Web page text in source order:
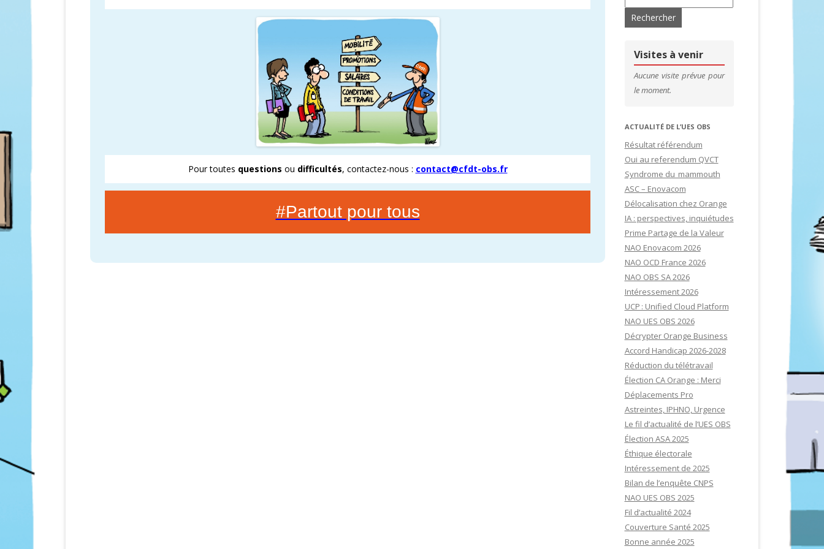
CARTOGRAPHIE ENOVACOM
VICTOIRES CFDT
COMMENT ADHÉRER À LA CFDT ?
DEVENEZ RÉFÉRENT AFFICHAGE
CONTACTS & LIENS UTILES
Pour toutes questions ou difficultés, contactez-nous : contact@cfdt-obs.fr
#Partout pour tous
Visites à venir
Aucune visite prévue pour
le moment.
ACTUALITÉ DE L’UES OBS
Résultat référendum
Oui au referendum QVCT
Syndrome du mammouth
ASC – Enovacom
Délocalisation chez Orange
IA : perspectives, inquiétudes
Prime Partage de la Valeur
NAO Enovacom 2026
NAO OCD France 2026
NAO OBS SA 2026
Intéressement 2026
UCP : Unified Cloud Platform
NAO UES OBS 2026
Décrypter Orange Business
Accord Handicap 2026-2028
Réduction du télétravail
Élection CA Orange : Merci
Déplacements Pro
Astreintes, IPHNO, Urgence
Le fil d’actualité de l’UES OBS
Élection ASA 2025
Éthique électorale
Intéressement de 2025
Bilan de l’enquête CNPS
NAO UES OBS 2025
Fil d’actualité 2024
Couverture Santé 2025
Bonne année 2025